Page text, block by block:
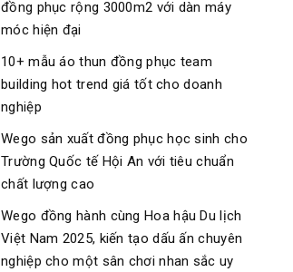
đồng phục rộng 3000m2 với dàn máy
móc hiện đại
10+ mẫu áo thun đồng phục team
building hot trend giá tốt cho doanh
nghiệp
Wego sản xuất đồng phục học sinh cho
Trường Quốc tế Hội An với tiêu chuẩn
chất lượng cao
Wego đồng hành cùng Hoa hậu Du lịch
Việt Nam 2025, kiến tạo dấu ấn chuyên
nghiệp cho một sân chơi nhan sắc uy